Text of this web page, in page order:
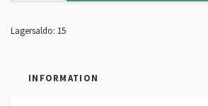
Lagersaldo: 15
INFORMATION